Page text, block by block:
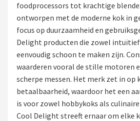
Restaurants
Keukenmachines
Staafmixers
Juicers
Shop
foodprocessors tot krachtige
ontworpen met de moderne kok in
focus op duurzaamheid en
Delight producten die zowel
eenvoudig schoon te maken zijn.
waarderen vooral de stille motoren
scherpe messen. Het merk zet in op
betaalbaarheid, waardoor het een
is voor zowel hobbykoks als
Cool Delight streeft ernaar om elke